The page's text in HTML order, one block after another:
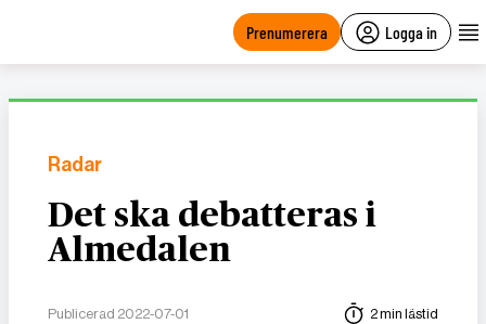
Prenumerera Logga in
Radar
Det ska debatteras i
Almedalen
Publicerad 2022-07-01 2 min lästid